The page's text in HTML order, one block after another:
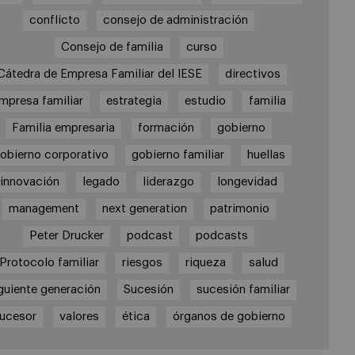
conflicto consejo de administración
Consejo de familia curso
de Empresa Familiar del IESE directivos
familiar estrategia estudio familia
Familia empresaria formación gobierno
corporativo gobierno familiar huellas
innovación legado liderazgo longevidad
management next generation patrimonio
Peter Drucker podcast podcasts
Protocolo familiar riesgos riqueza salud
generación Sucesión sucesión familiar
valores ética órganos de gobierno